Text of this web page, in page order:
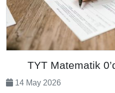
TYT Matematik
14 May 2026